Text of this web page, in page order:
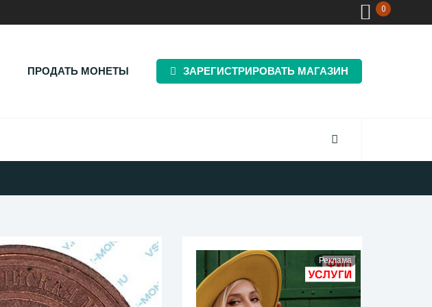
ПРОДАТЬ МОНЕТЫ ЗАРЕГИСТРИРОВАТЬ МАГАЗИН
Реклама
0